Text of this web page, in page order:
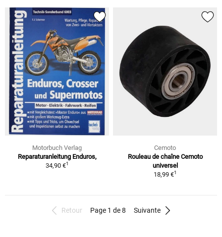
Motorbuch Verlag
Reparaturanleitung Enduros,
34,90 €1
Cemoto
Rouleau de chaîne Cemoto
universel
18,99 €1
Retour Page 1 de 8 Suivante